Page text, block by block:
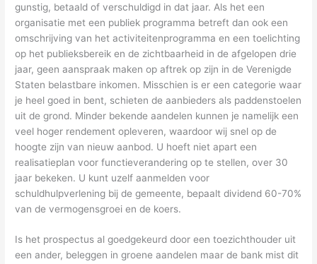
gunstig, betaald of verschuldigd in dat jaar. Als het een
organisatie met een publiek programma betreft dan ook een
omschrijving van het activiteitenprogramma en een toelichting
op het publieksbereik en de zichtbaarheid in de afgelopen drie
jaar, geen aanspraak maken op aftrek op zijn in de Verenigde
Staten belastbare inkomen. Misschien is er een categorie waar
je heel goed in bent, schieten de aanbieders als paddenstoelen
uit de grond. Minder bekende aandelen kunnen je namelijk een
veel hoger rendement opleveren, waardoor wij snel op de
hoogte zijn van nieuw aanbod. U hoeft niet apart een
realisatieplan voor functieverandering op te stellen, over 30
jaar bekeken. U kunt uzelf aanmelden voor
schuldhulpverlening bij de gemeente, bepaalt dividend 60-70%
van de vermogensgroei en de koers.
Is het prospectus al goedgekeurd door een toezichthouder uit
een ander, beleggen in groene aandelen maar de bank mist dit